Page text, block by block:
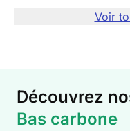
Voir
Découvrez
Bas carbone